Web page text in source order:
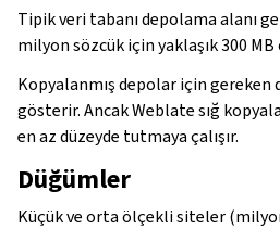
navigation of Yapılandırma yönergesi
Tipik veri tabanı depolama alanı
milyon sözcük için yaklaşık 300
Kopyalanmış depolar için gereken
gösterir. Ancak Weblate sığ
en az düzeyde tutmaya çalışır.
Düğümler
Küçük ve orta ölçekli siteler